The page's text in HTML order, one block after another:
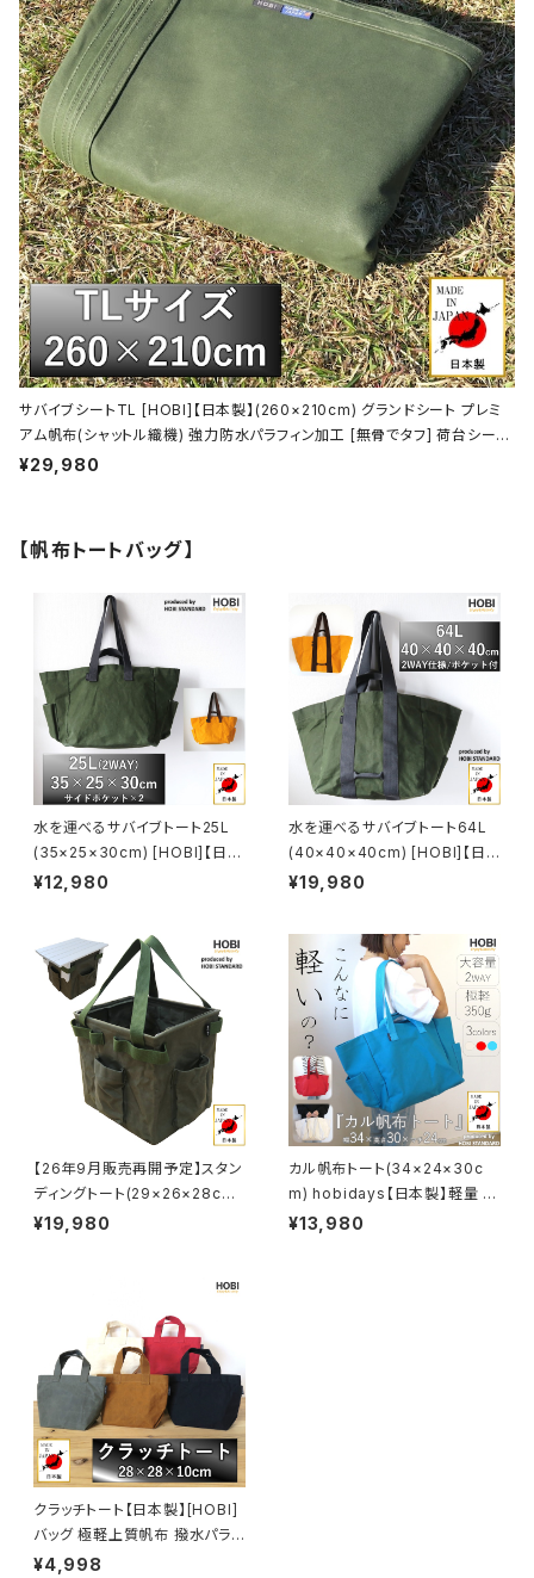
サバイブシートTL [HOBI]【日本製】(260×210cm) グランドシート プレミ
アム帆布(シャットル織機) 強力防水パラフィン加工 [無骨でタフ] 荷台シート
２号 トラックシート 軽トラ 厚手 マルチシート 頑丈真鍮ハトメ×16 陣幕 キャ
¥29,980
【帆布トートバッグ】
水を運べるサバイブトート25L
(35×25×30cm) [HOBI]【日本
製】プレミアム帆布(シャットル織
厚手大容量トートバッグ メンズ
レディース サスティナブル エコ
薪 ログキャリー ツールボックス
コンテナ 収納 ソロ キャンプ ア
ウトドア レジャー コンパクト 軽
量 鞄 包 bag かばん カジュア
ル キャンバス A4 オシャレ おし
ゃれ [MADE IN JAPAN]
¥12,980
水を運べるサバイブトート64L
(40×40×40cm) [HOBI]【日
本製】プレミアム帆布(シャットル
行 出張 機内持込 トートバッグ
メンズ レディース サスティナブ
ル エコ ログキャリー ツールボッ
クス コンテナ 収納 ソロ キャン
プ アウトドア レジャー コンパク
ト 軽量 鞄 包 bag かばん カジ
ュアル キャンバス A3 オシャレ
おしゃれ [MADE IN JAPAN]
¥19,980
【26年9月販売再開予定】スタン
ディングトート(29×26×28cm)
【日本製】[HOBI] 上質帆布(粗
ロールテーブルM3713装着可
能 ミリタリー アンモボックス ツ
ール コンテナ ギア収納 軽量 鞄
かばん キャンプ 【MADE IN JA
¥19,980
カル帆布トート(34×24×30c
m) hobidays【日本製】軽量 大
容量 トートバッグ キャンプ女子
¥13,980
クラッチトート【日本製】[HOBI]
バッグ 極軽上質帆布 撥水パラフ
ィン加工 [無骨でタフ] チョイ持
¥4,998